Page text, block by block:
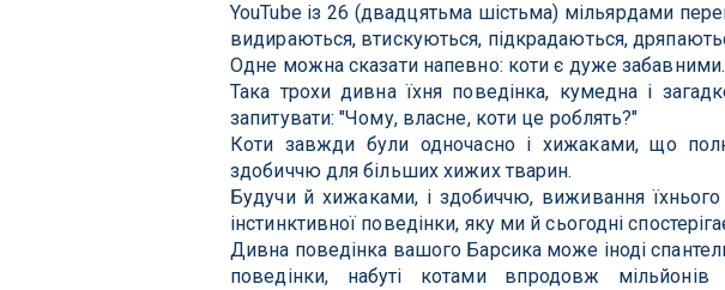
YouTube із 26 (двадцятьма шістьма) мільярдами
видираються, втискуються, підкрадаються,
Одне можна сказати напевно: коти є дуже забавними.
Така трохи дивна їхня поведінка, кумедна і
запитувати: "Чому, власне, коти це роблять?"
Коти завжди були одночасно і хижаками, що
здобиччю для більших хижих тварин.
Будучи й хижаками, і здобиччю, виживання
інстинктивної поведінки, яку ми й сьогодні
Дивна поведінка вашого Барсика може іноді
поведінки, набуті котами впродовж